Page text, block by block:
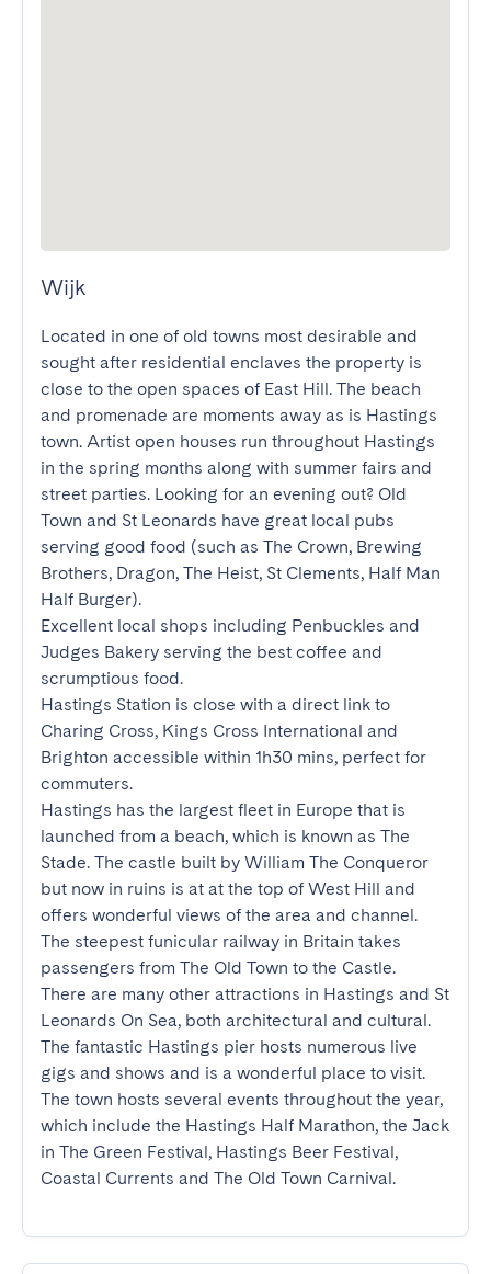
Wijk
Located in one of old towns most desirable and
sought after residential enclaves the property is
close to the open spaces of East Hill. The beach
and promenade are moments away as is Hastings
town. Artist open houses run throughout Hastings
in the spring months along with summer fairs and
street parties. Looking for an evening out? Old
Town and St Leonards have great local pubs
serving good food (such as The Crown, Brewing
Brothers, Dragon, The Heist, St Clements, Half Man
Half Burger).
Excellent local shops including Penbuckles and
Judges Bakery serving the best coffee and
scrumptious food.
Hastings Station is close with a direct link to
Charing Cross, Kings Cross International and
Brighton accessible within 1h30 mins, perfect for
commuters.
Hastings has the largest fleet in Europe that is
launched from a beach, which is known as The
Stade. The castle built by William The Conqueror
but now in ruins is at at the top of West Hill and
offers wonderful views of the area and channel.
The steepest funicular railway in Britain takes
passengers from The Old Town to the Castle.
There are many other attractions in Hastings and St
Leonards On Sea, both architectural and cultural.
The fantastic Hastings pier hosts numerous live
gigs and shows and is a wonderful place to visit.
The town hosts several events throughout the year,
which include the Hastings Half Marathon, the Jack
in The Green Festival, Hastings Beer Festival,
Coastal Currents and The Old Town Carnival.